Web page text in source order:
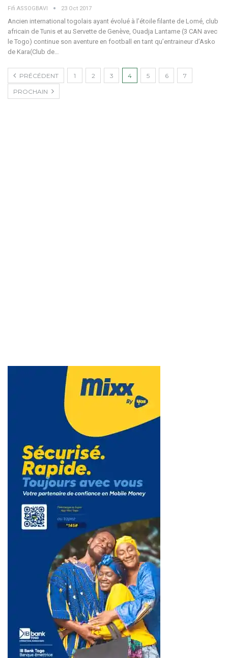
Fifi ASSOGBAVI 23 Oct 2017
Ancien international togolais ayant évolué à l’étoile filante de Lomé, club
africain de Tunis et au Servette de Genève, Ouadja Lantame (3 CAN avec
le Togo) continue son aventure en football en tant qu’entraineur d’Asko
de Kara(Club de…
PRÉCÉDENT 1 2 3 4 5 6 7
PROCHAIN